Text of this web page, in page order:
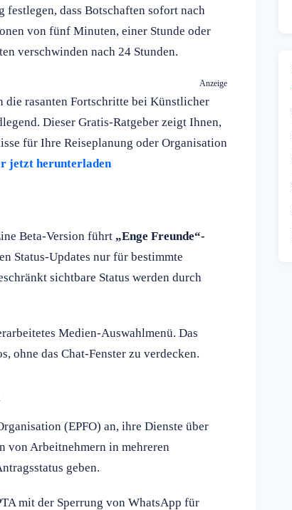
dass Botschaften sofort nach
von fünf Minuten, einer Stunde oder
verschwinden nach 24 Stunden.
Anzeige
die rasanten Fortschritte bei Künstlicher
Dieser Gratis-Ratgeber zeigt Ihnen,
für Ihre Reiseplanung oder Organisation
jetzt herunterladen
Beta-Version führt „Enge Freunde“-
Status-Updates nur für bestimmte
sichtbare Status werden durch
Medien-Auswahlmenü. Das
ohne das Chat-Fenster zu verdecken.
(EPFO) an, ihre Dienste über
Arbeitnehmern in mehreren
geben.
mit der Sperrung von WhatsApp für